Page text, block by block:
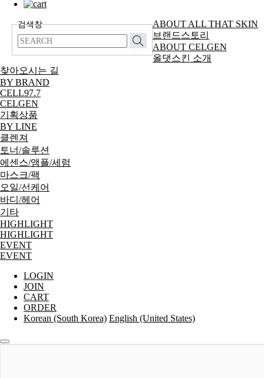
검색창
ABOUT ALL THAT SKIN
브랜드스토리
ABOUT CELGEN
올댓스킨 소개
찾아오시는 길
BY BRAND
CELL97.7
CELGEN
기획상품
BY LINE
클렌져
토너/솔루션
에센스/앰플/세럼
마스크/팩
오일/선케어
바디/헤어
기타
HIGHLIGHT
HIGHLIGHT
EVENT
EVENT
LOGIN
JOIN
CART
ORDER
Korean (South Korea) English (United States)